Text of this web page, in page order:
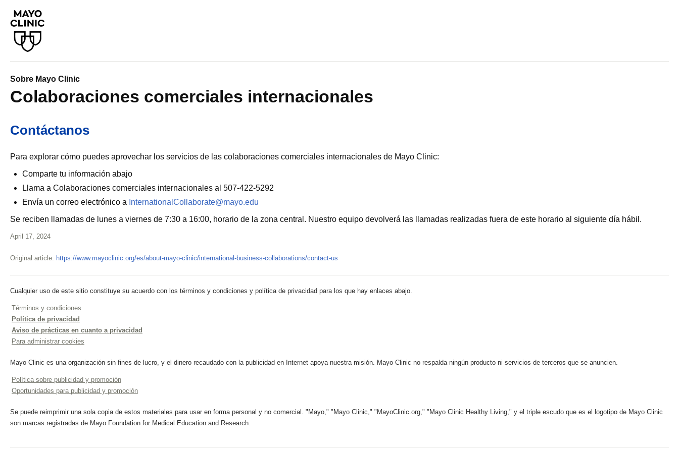
Sobre Mayo Clinic
Colaboraciones comerciales internacionales
Contáctanos
Para explorar cómo puedes aprovechar los servicios de las colaboraciones comerciales internacionales de Mayo Clinic:
Comparte tu información abajo
Llama a Colaboraciones comerciales internacionales al 507-422-5292
Envía un correo electrónico a InternationalCollaborate@mayo.edu
Se reciben llamadas de lunes a viernes de 7:30 a 16:00, horario de la zona central. Nuestro equipo devolverá las llamadas realizadas fuera de este horario al siguiente día hábil.
April 17, 2024
Original article: https://www.mayoclinic.org/es/about-mayo-clinic/international-business-collaborations/contact-us
Cualquier uso de este sitio constituye su acuerdo con los términos y condiciones y política de privacidad para los que hay enlaces abajo.
Términos y condiciones
Política de privacidad
Aviso de prácticas en cuanto a privacidad
Para administrar cookies
Mayo Clinic es una organización sin fines de lucro, y el dinero recaudado con la publicidad en Internet apoya nuestra misión. Mayo Clinic no respalda ningún producto ni servicios de terceros que se anuncien.
Política sobre publicidad y promoción
Oportunidades para publicidad y promoción
Se puede reimprimir una sola copia de estos materiales para usar en forma personal y no comercial. "Mayo," "Mayo Clinic," "MayoClinic.org," "Mayo Clinic Healthy Living," y el triple escudo que es el logotipo de Mayo Clinic
son marcas registradas de Mayo Foundation for Medical Education and Research.